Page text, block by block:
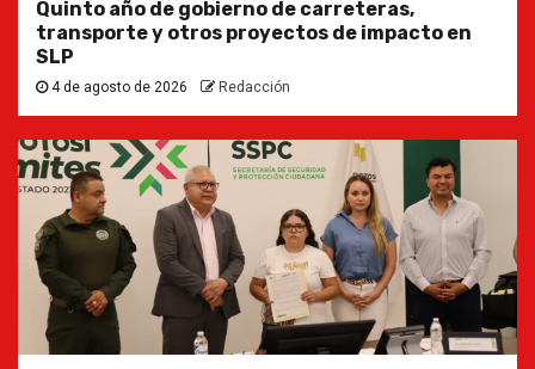
Quinto año de gobierno de carreteras,
transporte y otros proyectos de impacto en
SLP
4 de agosto de 2026 Redacción